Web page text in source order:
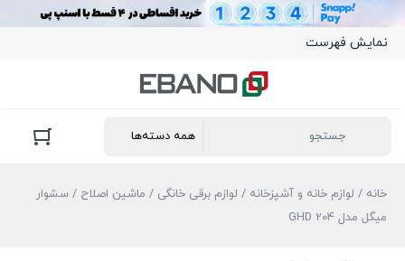
نمایش فهرست
خانه / لوازم خانه و آشپزخانه / لوازم برقی خانگی / ماشین اصلاح / سشوار
میگل مدل GHD 204